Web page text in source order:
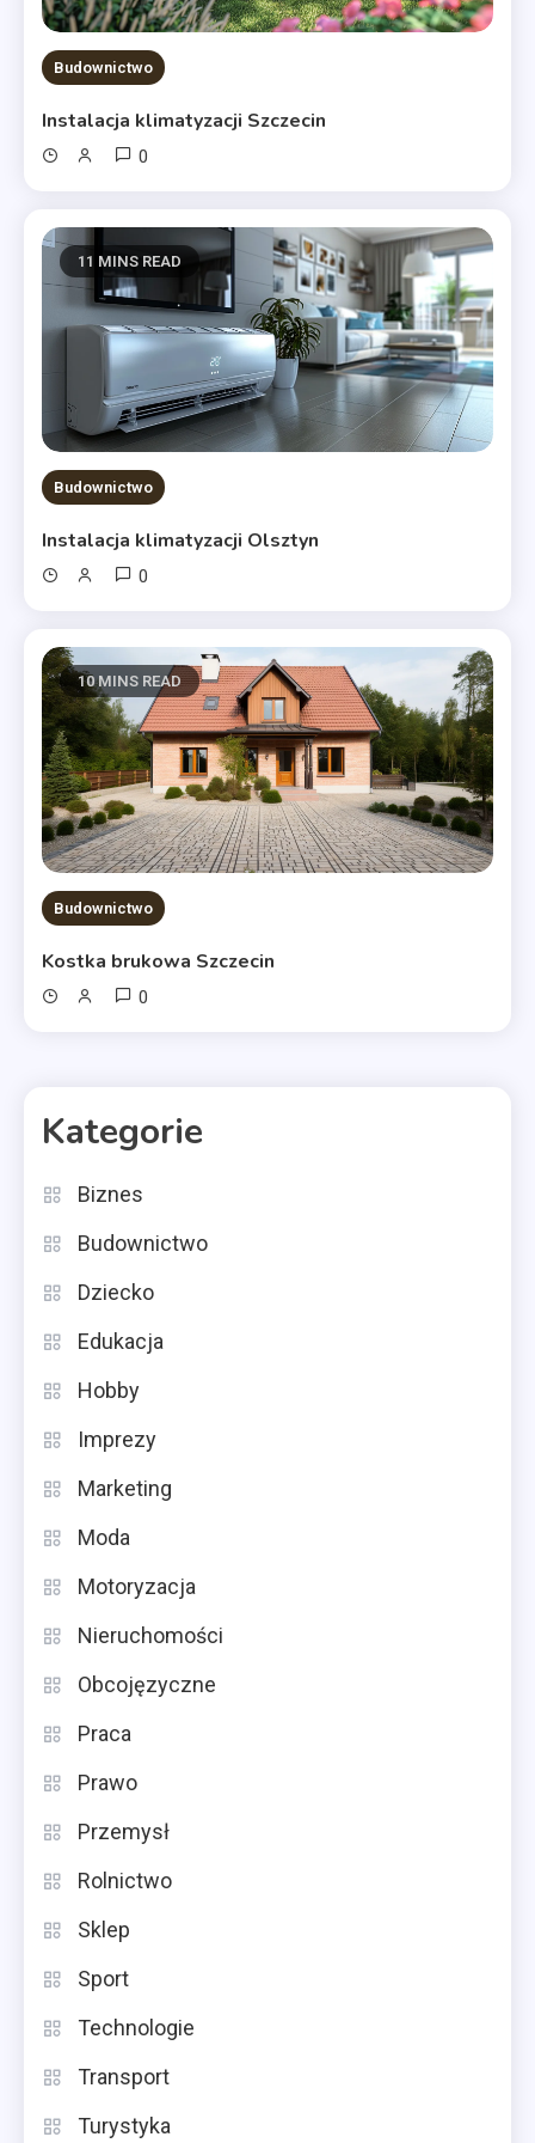
Budownictwo
Instalacja klimatyzacji Szczecin
0
11 MINS READ
Budownictwo
Instalacja klimatyzacji Olsztyn
0
10 MINS READ
Budownictwo
Kostka brukowa Szczecin
0
Kategorie
Biznes
Budownictwo
Dziecko
Edukacja
Hobby
Imprezy
Marketing
Moda
Motoryzacja
Nieruchomości
Obcojęzyczne
Praca
Prawo
Przemysł
Rolnictwo
Sklep
Sport
Technologie
Transport
Turystyka